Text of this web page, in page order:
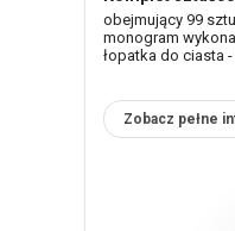
obejmujący 99
monogram
łopatka do ciasta
Zobacz pełne